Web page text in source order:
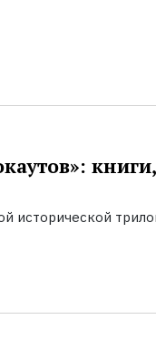
исторической